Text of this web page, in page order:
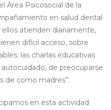
Área Psicosocial de la
en salud dental
ellos atienden diariamente,
difícil acceso, sobre
las charlas educativas
de preocuparse
de como madres”.
en esta actividad